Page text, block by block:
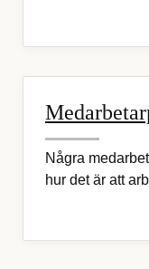
Några
hur det är att